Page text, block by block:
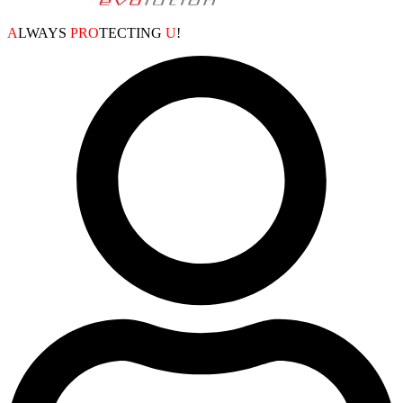
ALWAYS PROTECTING U!